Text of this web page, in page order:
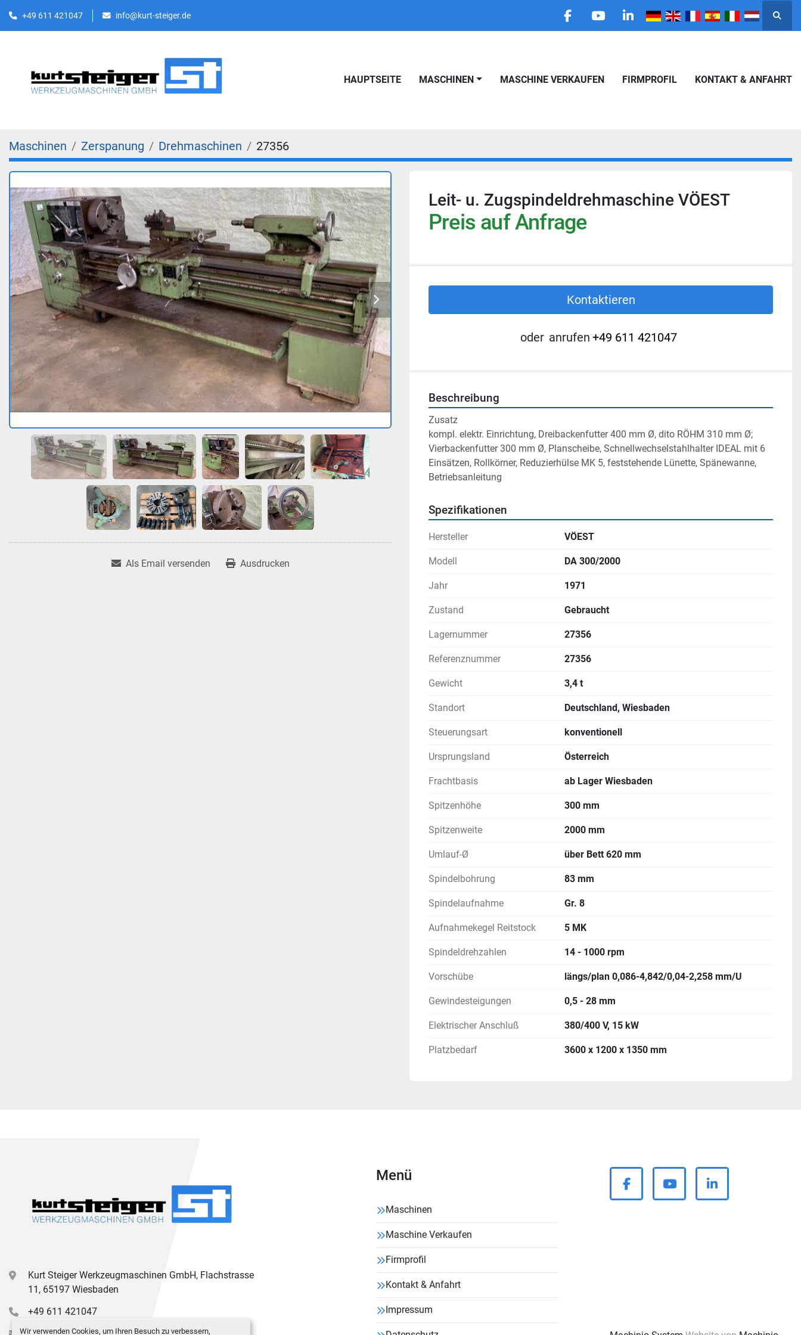
Wir verwenden Cookies, um Ihren Besuch zu verbessern,
+49 611 421047 info@kurt-steiger.de
facebookyoutubelinkedin Suche
HAUPTSEITE MASCHINEN MASCHINE VERKAUFEN FIRMPROFIL KONTAKT & ANFAHRT
Maschinen Zerspanung Drehmaschinen 27356
Als Email versenden Ausdrucken
Leit- u. Zugspindeldrehmaschine VÖEST
Preis auf Anfrage
Kontaktieren
oder anrufen +49 611 421047
Beschreibung
Zusatz
kompl. elektr. Einrichtung, Dreibackenfutter 400 mm Ø, dito RÖHM 310 mm Ø;
Vierbackenfutter 300 mm Ø, Planscheibe, Schnellwechselstahlhalter IDEAL mit 6
Einsätzen, Rollkörner, Reduzierhülse MK 5, feststehende Lünette, Spänewanne,
Betriebsanleitung
Spezifikationen
Hersteller VÖEST
Modell DA 300/2000
Jahr 1971
Zustand Gebraucht
Lagernummer 27356
Referenznummer 27356
Gewicht 3,4 t
Standort Deutschland, Wiesbaden
Steuerungsart konventionell
Ursprungsland Österreich
Frachtbasis ab Lager Wiesbaden
Spitzenhöhe 300 mm
Spitzenweite 2000 mm
Umlauf-Ø über Bett 620 mm
Spindelbohrung 83 mm
Spindelaufnahme Gr. 8
Aufnahmekegel Reitstock 5 MK
Spindeldrehzahlen 14 - 1000 rpm
Vorschübe längs/plan 0,086-4,842/0,04-2,258 mm/U
Gewindesteigungen 0,5 - 28 mm
Elektrischer Anschluß 380/400 V, 15 kW
Platzbedarf 3600 x 1200 x 1350 mm
Kurt Steiger Werkzeugmaschinen GmbH, Flachstrasse
11, 65197 Wiesbaden
+49 611 421047
Menü
Maschinen
Maschine Verkaufen
Firmprofil
Kontakt & Anfahrt
Impressum
facebookyoutubelinkedin